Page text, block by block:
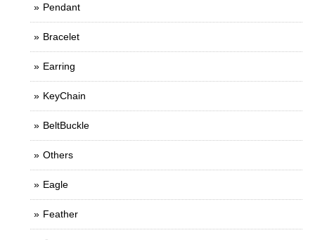
Pendant
Bracelet
Earring
KeyChain
BeltBuckle
Others
Eagle
Feather